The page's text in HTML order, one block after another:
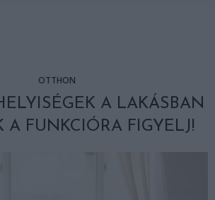
OTTHON
A LAKÁSBAN
A FUNKCIÓRA FIGYELJ!